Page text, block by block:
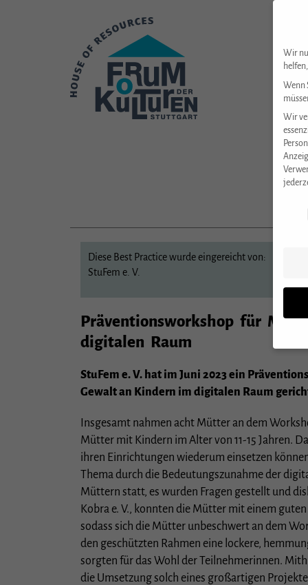
Diese Best Practice wurde eingereicht von:
StuFem e. V.
Präventionsworkshop für
digitalen Raum
StuFem e. V. hat im Juni 2023 ein
Gewalt an Kindern im digitalen Raum
Insgesamt nahmen acht Mütter an dem
Mütter mit Kindern im Alter von 11-15 Jahren.
ihren Einrichtungen wiederum einsetzen
Thema durch die Bedeutungszunahme der
Müttern statt, es wurden Fragen gestellt und
Kobra e. V., konnten die Mütter mit einem
sodass sich die Mütter unbeschwert an dem
den geschützten Rahmen eine lockere,
sorgten für das Wohl der Teilnehmerinnen.
die Umsetzung solch eines großartigen
Wir
Wenn
Wir
Wenn
Hier